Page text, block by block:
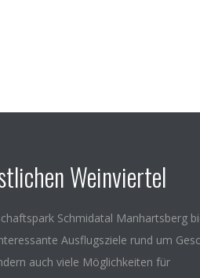
Weinviertel
Schmidatal Manhartsberg
Ausflugsziele rund um
auch viele Möglichkeiten für